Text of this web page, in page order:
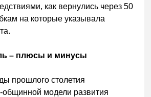
как вернулись через 50
на которые указывала
– плюсы и минусы
прошлого столетия
общинной модели развития